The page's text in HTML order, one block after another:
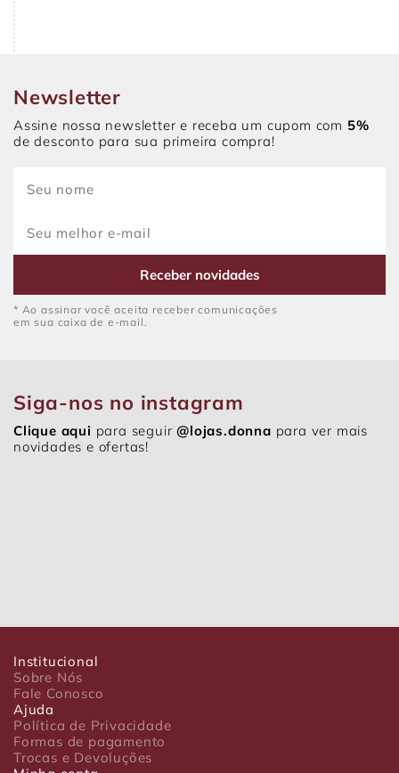
Newsletter
Assine nossa newsletter e receba um cupom com 5%
de desconto para sua primeira compra!
Receber novidades
* Ao assinar você aceita receber comunicações
em sua caixa de e-mail.
Siga-nos no instagram
Clique aqui para seguir@lojas.donna para ver mais
novidades e ofertas!
Institucional
Sobre Nós
Fale Conosco
Ajuda
Política de Privacidade
Formas de pagamento
Trocas e Devoluções